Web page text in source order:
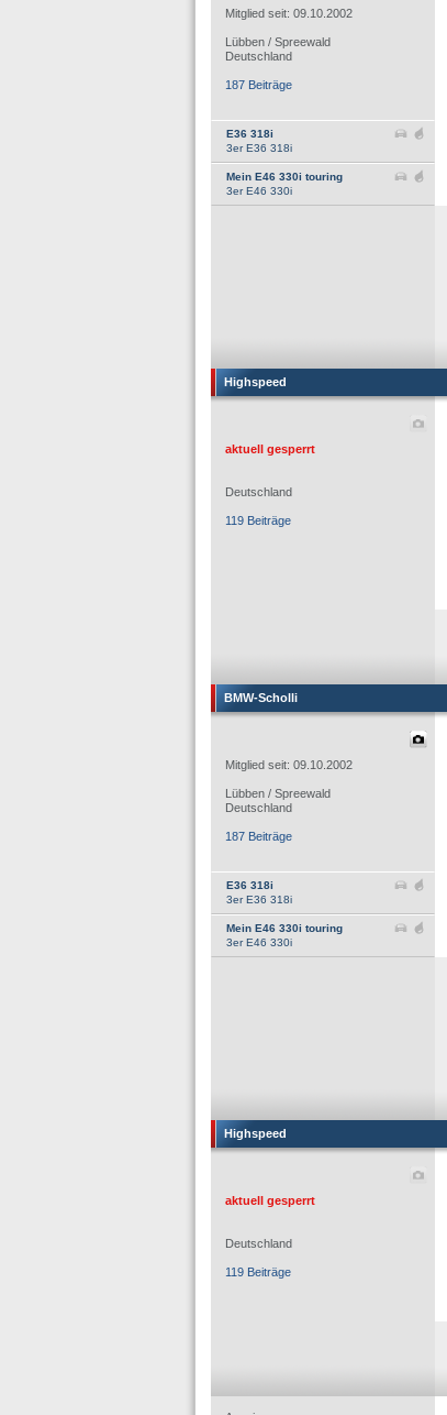
Mitglied seit: 09.10.2002
Lübben / Spreewald
Deutschland
187 Beiträge
E36 318i
3er E36 318i
Mein E46 330i touring
3er E46 330i
Highspeed
aktuell gesperrt
Deutschland
119 Beiträge
BMW-Scholli
Mitglied seit: 09.10.2002
Lübben / Spreewald
Deutschland
187 Beiträge
E36 318i
3er E36 318i
Mein E46 330i touring
3er E46 330i
Highspeed
aktuell gesperrt
Deutschland
119 Beiträge